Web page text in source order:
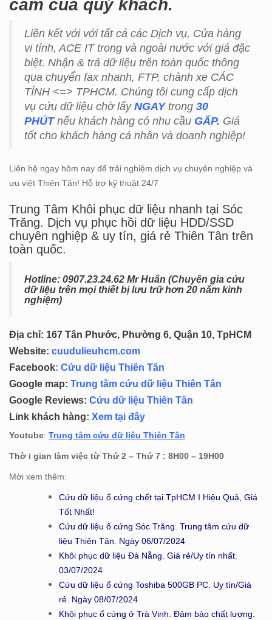
cảm của quý khách.
Liên kết với với tất cả các Dịch vụ, Cửa hàng
vi tính, ACE IT trong và ngoài nước với giá đặc
biệt. Nhận & trả dữ liệu trên toàn quốc thông
qua chuyển fax nhanh, FTP, chành xe CÁC
TỈNH <=> TPHCM. Chúng tôi cung cấp dịch
vụ cứu dữ liệu chờ lấy NGAYtrong 30
PHÚTnếu khách hàng có nhu cầu GẤP. Giá
tốt cho khách hàng cá nhân và doanh nghiệp!
Liên hệ ngay hôm nay để trải nghiệm dịch vụ chuyên nghiệp và
ưu việt Thiên Tân! Hỗ trợ kỹ thuật 24/7
Trung Tâm Khôi phục dữ liệu nhanh tại Sóc
Trăng. Dịch vụ phục hồi dữ liệu HDD/SSD
chuyên nghiệp & uy tín, giá rẻ Thiên Tân trên
toàn quốc.
Hotline: 0907.23.24.62 Mr Huấn (Chuyên gia cứu
dữ liệu trên mọi thiết bị lưu trữ hơn 20 năm kinh
nghiệm)
Địa chỉ: 167 Tân Phước, Phường 6, Quận 10, TpHCM
Website: cuudulieuhcm.com
Facebook: Cứu dữ liệu Thiên Tân
Google map: Trung tâm cứu dữ liệu Thiên Tân
Google Reviews: Cứu dữ liệu Thiên Tân
Link khách hàng: Xem tại đây
Youtube: Trung tâm cứu dữ liệu Thiên Tân
Thờ i gian làm việc từ Thứ 2 – Thứ 7 : 8H00 – 19H00
Mời xem thêm:
Cứu dữ liệu ổ cứng chết tại TpHCM I Hiệu Quả, Giá
Tốt Nhất!
Cứu dữ liệu ổ cứng Sóc Trăng. Trung tâm cứu dữ
liệu Thiên Tân. Ngày 06/07/2024
Khôi phục dữ liệu Đà Nẵng. Giá rẻ/Uy tín nhất.
03/07/2024
Cứu dữ liệu ổ cứng Toshiba 500GB PC. Uy tín/Giá
rẻ. Ngày 08/07/2024
Khôi phục ổ cứng ở Trà Vinh. Đảm bảo chất lượng.